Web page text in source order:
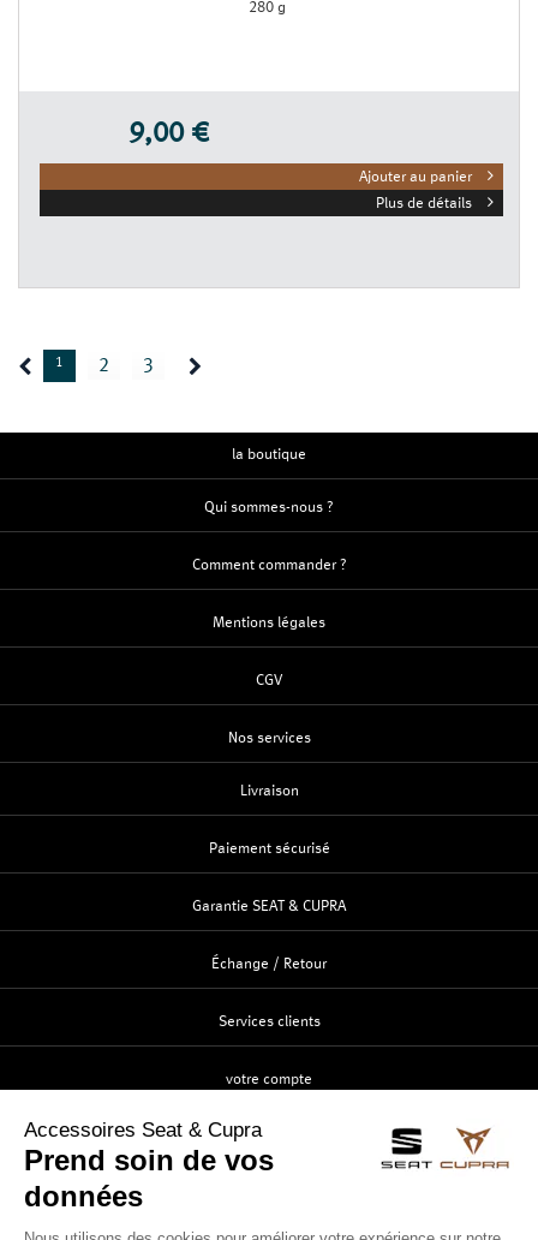
280 g
9,00 €
Ajouter au panier
Plus de détails
1 2 3
la boutique
Qui sommes-nous ?
Comment commander ?
Mentions légales
CGV
Nos services
Livraison
Paiement sécurisé
Garantie SEAT & CUPRA
Échange / Retour
Services clients
votre compte
Création